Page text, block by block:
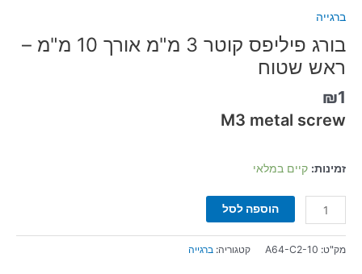
ברגייה
בורג פיליפס קוטר 3 מ"מ אורך 10 מ"מ –
ראש שטוח
₪1
M3 metal screw
זמינות: קיים במלאי
הוספה לסל
מק"ט: A64-C2-10 קטגוריה: ברגייה